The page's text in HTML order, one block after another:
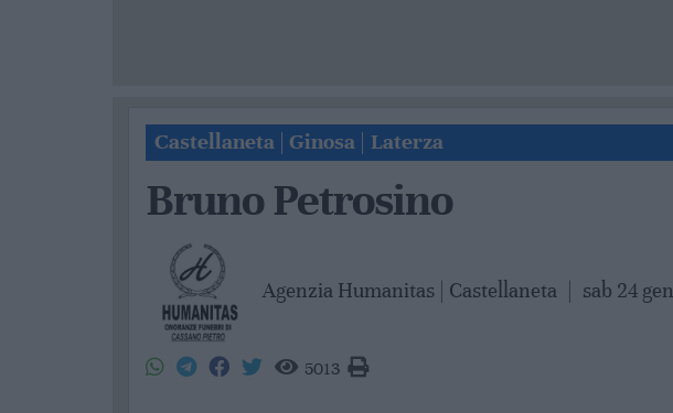
Castellaneta | Ginosa | Laterza
Bruno Petrosino
Agenzia Humanitas | Castellaneta sab 24
5013